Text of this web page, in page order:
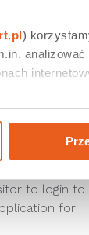
)
between
website, in
improve the
to login to
for